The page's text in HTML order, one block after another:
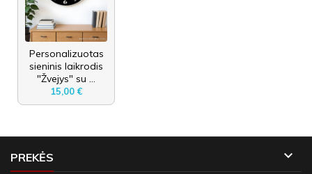
Personalizuotas
sieninis laikrodis
"Žvejys" su ...
15,00 €
PREKĖS 